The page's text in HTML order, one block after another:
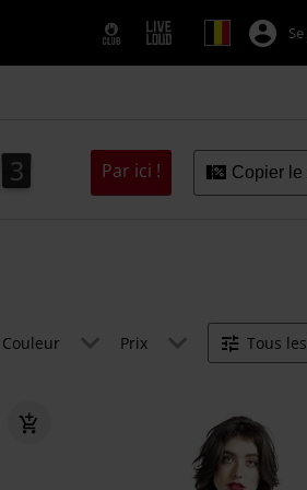
1
2
1
3
2 Par ici ! Copier
Couleur Prix Tous